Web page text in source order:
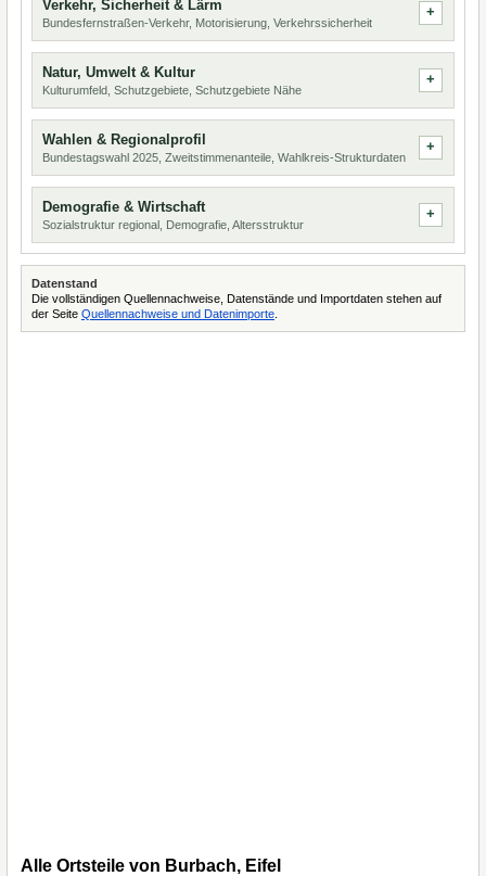
Verkehr, Sicherheit & Lärm
Bundesfernstraßen-Verkehr, Motorisierung, Verkehrssicherheit
Natur, Umwelt & Kultur
Kulturumfeld, Schutzgebiete, Schutzgebiete Nähe
Wahlen & Regionalprofil
Bundestagswahl 2025, Zweitstimmenanteile, Wahlkreis-Strukturdaten
Demografie & Wirtschaft
Sozialstruktur regional, Demografie, Altersstruktur
Datenstand
Die vollständigen Quellennachweise, Datenstände und Importdaten stehen auf
der Seite Quellennachweise und Datenimporte
Alle Ortsteile von Burbach, Eifel